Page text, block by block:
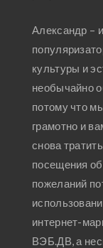
Александр –
культуры и
необычайно
потому что
грамотно и
снова
посещения
пожеланий
интернет-
ВЭБ.ДВ, а